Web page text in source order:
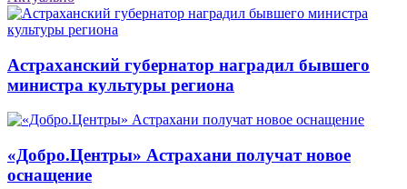
Астраханский губернатор наградил бывшего
министра культуры региона
«Добро.Центры» Астрахани получат новое
оснащение